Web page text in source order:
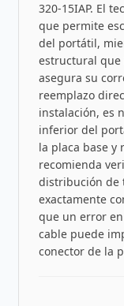
320-15IAP. El
que permite
del portátil,
estructural que
asegura su
reemplazo
instalación, es
inferior del
la placa base y
recomienda
distribución de
exactamente
que un error
cable puede
conector de la